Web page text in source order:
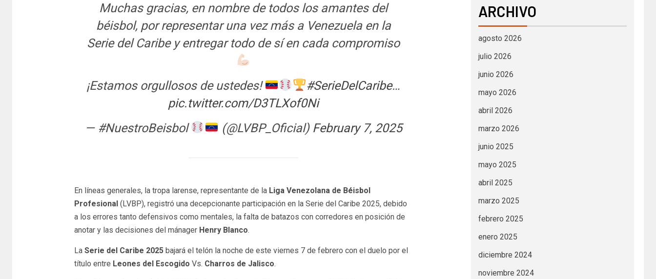
Muchas gracias, en nombre de todos los amantes del
béisbol, por representar una vez más a Venezuela en la
Serie del Caribe y entregar todo de sí en cada compromiso
¡Estamos orgullosos de ustedes! #SerieDelCaribe…
pic.twitter.com/D3TLXof0Ni
— #NuestroBeisbol
(@LVBP_Oficial) February 7, 2025
En líneas generales, la tropa larense, representante de laLiga Venezolana de Béisbol
Profesional(LVBP), registró una decepcionante participación en la Serie del Caribe 2025, debido
a los errores tanto defensivos como mentales, la falta de batazos con corredores en posición de
anotar y las decisiones del mánager Henry Blanco.
LaSerie del Caribe 2025bajará el telón la noche de este viernes 7 de febrero con el duelo por el
título entre Leones del Escogido Vs. Charros de Jalisco.
ARCHIVO
agosto 2026
julio 2026
junio 2026
mayo 2026
abril 2026
marzo 2026
junio 2025
mayo 2025
abril 2025
marzo 2025
febrero 2025
enero 2025
diciembre 2024
noviembre 2024